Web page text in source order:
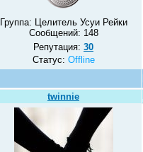
Группа: Целитель Усуи Рейки
Сообщений: 148
Репутация: 30
Статус: Offline
twinnie